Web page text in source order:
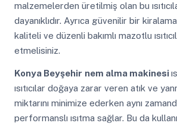
malzemelerden üretilmiş olan bu
dayanıklıdır. Ayrıca güvenilir bir
kaliteli ve düzenli bakımlı mazotlu
etmelisiniz.
Konya Beyşehir nem alma makinesi
ısıtıcılar doğaya zarar veren atık ve
miktarını minimize ederken aynı
performanslı ısıtma sağlar. Bu da